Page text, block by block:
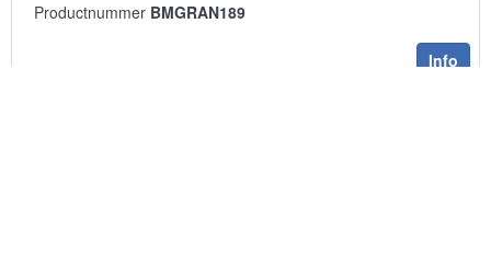
Productnummer BMGRAN189
Info